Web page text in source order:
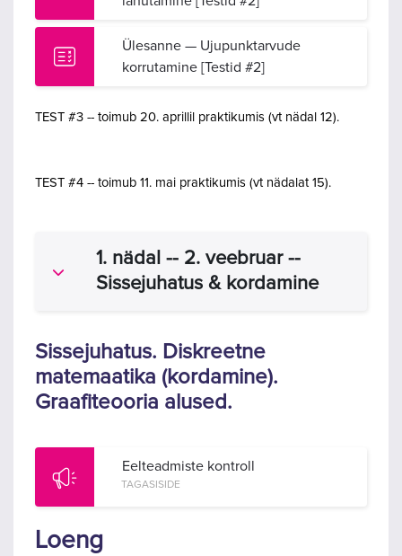
Ülesanne — Ujupunktarvude
korrutamine [Testid #2]
TEST #3 -- toimub 20. aprillil praktikumis (vt nädal 12).
TEST #4 -- toimub 11. mai praktikumis (vt nädalat 15).
Ahenda
1. nädal -- 2. veebruar --
Sissejuhatus & kordamine
Sissejuhatus. Diskreetne
matemaatika (kordamine).
Graafiteooria alused.
Eelteadmiste kontroll
TAGASISIDE
Loeng